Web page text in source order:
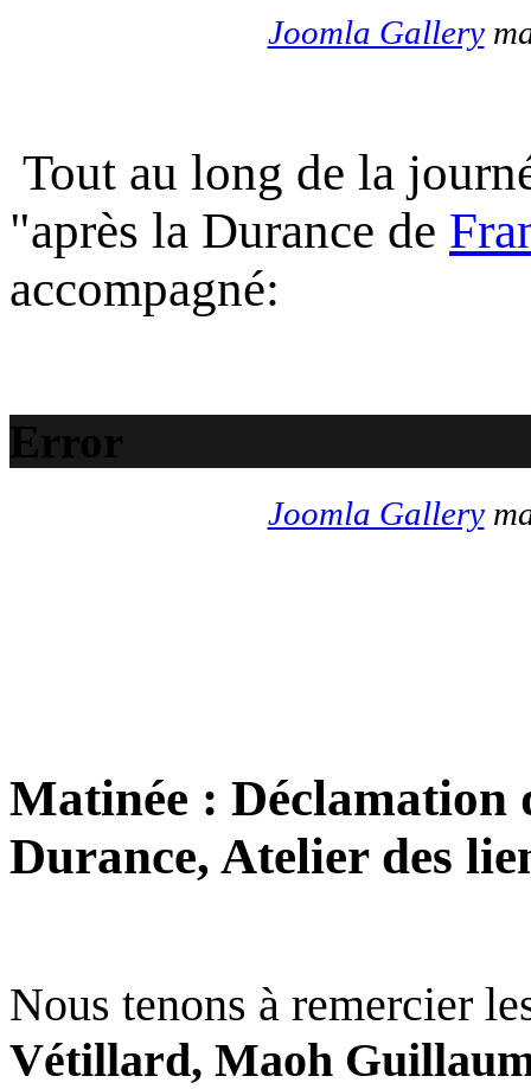
Joomla Gallery
Tout au long de la
"après la Durance de
accompagné:
Error
Joomla Gallery
Matinée : Déclamation
Durance, Atelier des
Nous tenons à remercier
Vétillard, Maoh